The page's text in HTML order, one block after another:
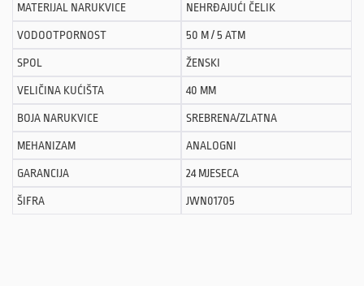
MATERIJAL NARUKVICE NEHRĐAJUĆI ČELIK
VODOOTPORNOST 50 M / 5 ATM
SPOL ŽENSKI
VELIČINA KUĆIŠTA 40 MM
BOJA NARUKVICE SREBRENA/ZLATNA
MEHANIZAM ANALOGNI
GARANCIJA 24 MJESECA
ŠIFRA JWN01705